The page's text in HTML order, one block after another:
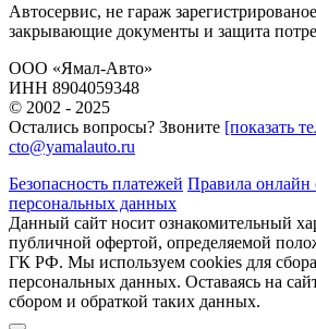
Автосервис, не гараж
закрывающие документы и защита
ООО «Ямал-Авто»
ИНН 8904059348
© 2002 - 2025
Остались вопросы? Звоните [показать
cto@yamalauto.ru
Безопасность платежей Правила онлайн
персональных данных
Данный сайт носит ознакомительный
публичной офертой, определяемой
ГК РФ. Мы используем cookies для
персональных данных. Оставаясь на
сбором и обраткой таких данных.